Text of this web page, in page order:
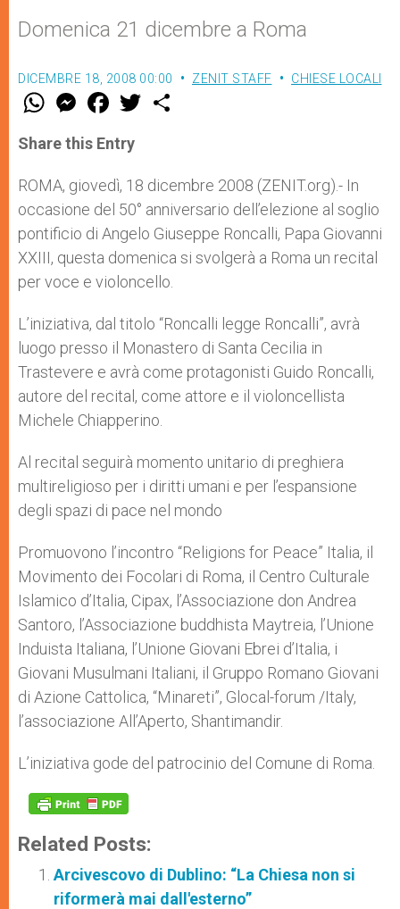
Domenica 21 dicembre a Roma
DICEMBRE 18, 2008 00:00 ZENIT STAFF CHIESE LOCALI
W
t
s
p
p
M
e
s
e
g
e
r
F
a
e
b
o
k
w
r
Share this Entry
ROMA, giovedì, 18 dicembre 2008 (ZENIT.org).- In
occasione del 50° anniversario dell’elezione al soglio
pontificio di Angelo Giuseppe Roncalli, Papa Giovanni
XXIII, questa domenica si svolgerà a Roma un recital
per voce e violoncello.
L’iniziativa, dal titolo “Roncalli legge Roncalli”, avrà
luogo presso il Monastero di Santa Cecilia in
Trastevere e avrà come protagonisti Guido Roncalli,
autore del recital, come attore e il violoncellista
Michele Chiapperino.
Al recital seguirà momento unitario di preghiera
multireligioso per i diritti umani e per l’espansione
degli spazi di pace nel mondo
Promuovono l’incontro “Religions for Peace” Italia, il
Movimento dei Focolari di Roma, il Centro Culturale
Islamico d’Italia, Cipax, l’Associazione don Andrea
Santoro, l’Associazione buddhista Maytreia, l’Unione
Induista Italiana, l’Unione Giovani Ebrei d’Italia, i
Giovani Musulmani Italiani, il Gruppo Romano Giovani
di Azione Cattolica, “Minareti”, Glocal-forum /Italy,
l’associazione All’Aperto, Shantimandir.
L’iniziativa gode del patrocinio del Comune di Roma.
Related Posts:
Arcivescovo di Dublino: “La Chiesa non si
riformerà mai dall'esterno”